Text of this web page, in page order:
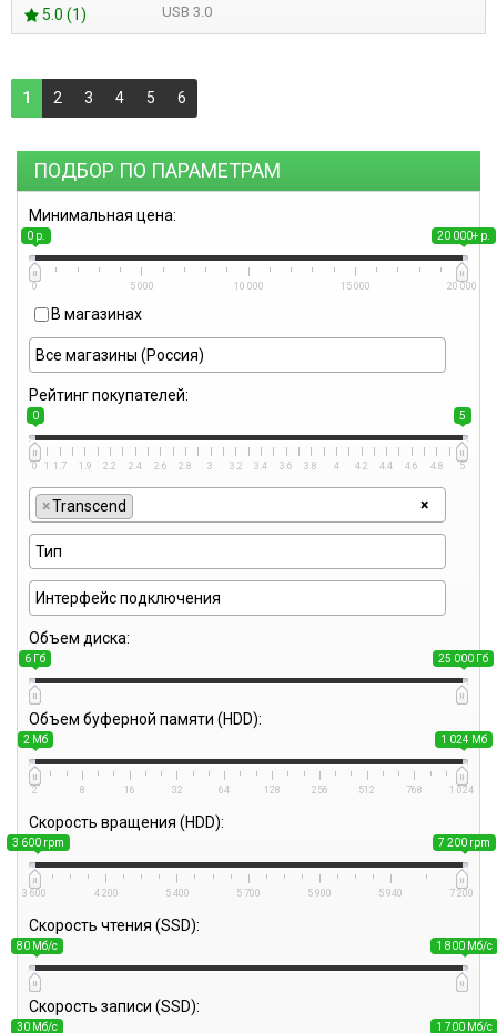
5.0 (1)
USB 3.0
1 2 3 4 5 6
ПОДБОР ПО ПАРАМЕТРАМ
Минимальная цена:
0 р. 20 000+ р.
0 5 000 10 000 15 000 20 000
В магазинах
Рейтинг покупателей:
0 5
0 1 1.7 1.9 2.2 2.4 2.6 2.8 3 3.2 3.4 3.6 3.8 4 4.2 4.4 4.6 4.8 5
×
×Transcend
Объем диска:
6 Гб 25 000 Гб
Объем буферной памяти (HDD):
2 Мб 1 024 Мб
2 8 16 32 64 128 256 512 768 1 024
Скорость вращения (HDD):
3 600 rpm 7 200 rpm
3 600 4 200 5 400 5 700 5 900 5 940 7 200
Скорость чтения (SSD):
80 Мб/с 1 800 Мб/с
Скорость записи (SSD):
30 Мб/с 1 700 Мб/с